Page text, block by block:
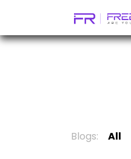
Blogs: All